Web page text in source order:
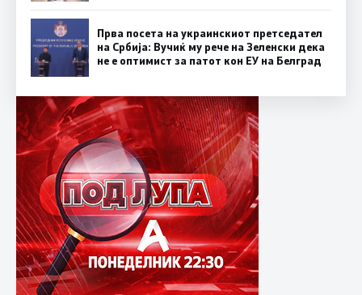
Прва посета на украинскиот претседател
на Србија: Вучиќ му рече на Зеленски дека
не е оптимист за патот кон ЕУ на Белград